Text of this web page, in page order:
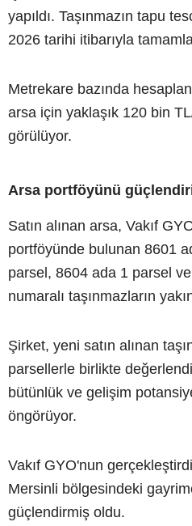
yapıldı. Taşınmazın tapu
2026 tarihi itibarıyla
Metrekare bazında
arsa için yaklaşık 120 bin
görülüyor.
Arsa portföyünü
Satın alınan arsa, Vakıf
portföyünde bulunan 8601
parsel, 8604 ada 1 parsel
numaralı taşınmazların
Şirket, yeni satın alınan
parsellerle birlikte
bütünlük ve gelişim
öngörüyor.
Vakıf GYO'nun
Mersinli bölgesindeki
güçlendirmiş oldu.